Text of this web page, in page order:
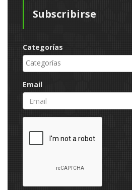
Subscribirse
Categorías
Email